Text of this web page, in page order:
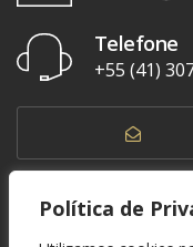
Política de
Telefone
+55 (41)